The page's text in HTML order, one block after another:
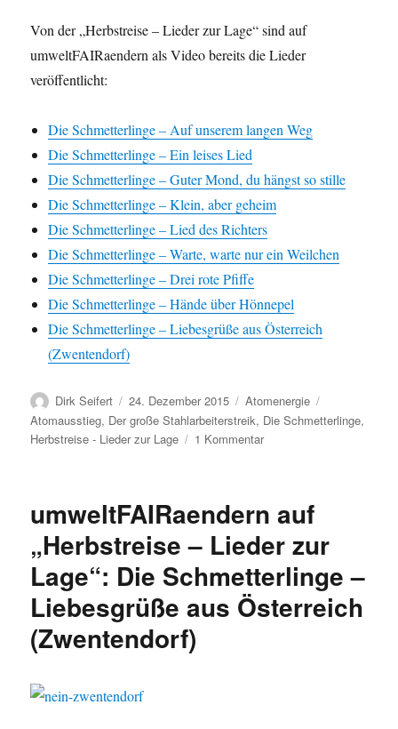
Von der „Herbstreise – Lieder zur Lage“ sind auf
umweltFAIRaendern als Video bereits die Lieder
veröffentlicht:
Die Schmetterlinge – Auf unserem langen Weg
Die Schmetterlinge – Ein leises Lied
Die Schmetterlinge – Guter Mond, du hängst so stille
Die Schmetterlinge – Klein, aber geheim
Die Schmetterlinge – Lied des Richters
Die Schmetterlinge – Warte, warte nur ein Weilchen
Die Schmetterlinge – Drei rote Pfiffe
Die Schmetterlinge – Hände über Hönnepel
Die Schmetterlinge – Liebesgrüße aus Österreich
(Zwentendorf)
Autor
Dirk Seifert
Veröffentlicht
am
24. Dezember 2015 Kategorien
Atomenergie
Atomausstieg, Der große Stahlarbeiterstreik, Die Schmetterlinge,
Herbstreise - Lieder zur Lage
1 Kommentarzu
–
zur
Lage“:
Die
Schmetterlinge
umweltFAIRaendern auf
„Herbstreise – Lieder zur
Lage“: Die Schmetterlinge –
Liebesgrüße aus Österreich
(Zwentendorf)